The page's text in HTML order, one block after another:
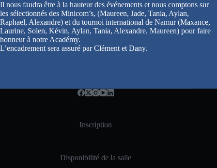
Il nous faudra être à la hauteur des événements et nous comptons sur
les sélectionnés des Minicom’s, (Maureen, Jade, Tania, Aylan,
Raphael, Alexandre) et du tournoi international de Namur (Maxance,
Laurine, Solen, Kévin, Aylan, Tania, Alexandre, Maureen) pour faire
honneur à notre Académy.
L’encadrement sera assuré par Clément et Dany.
Inscription
Disponibilité de la salle